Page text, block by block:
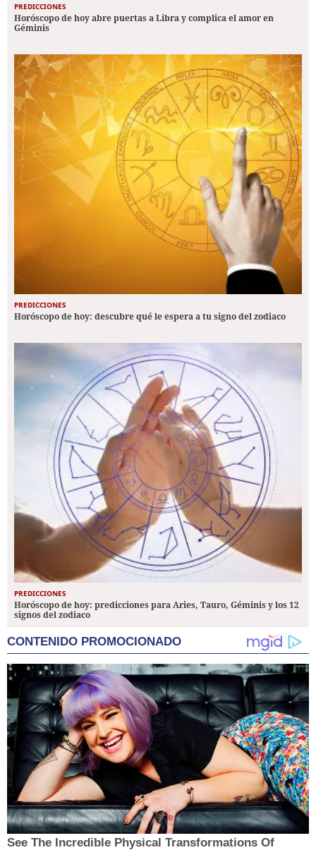
PREDICCIONES
Horóscopo de hoy abre puertas a Libra y complica el amor en
Géminis
PREDICCIONES
Horóscopo de hoy: descubre qué le espera a tu signo del zodiaco
PREDICCIONES
Horóscopo de hoy: predicciones para Aries, Tauro, Géminis y los 12
signos del zodiaco
CONTENIDO PROMOCIONADO
See The Incredible Physical Transformations Of